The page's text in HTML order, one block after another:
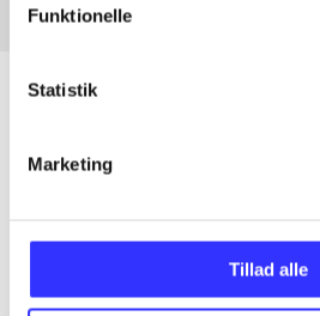
Funktionelle
Statistik
Marketing
Tillad alle
Artikler